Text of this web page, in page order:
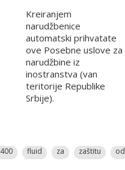
Kreiranjem
narudžbenice
automatski prihvatate
ove Posebne uslove za
narudžbine iz
inostranstva (van
teritorije Republike
Srbije).
400 fluid za zaštitu od